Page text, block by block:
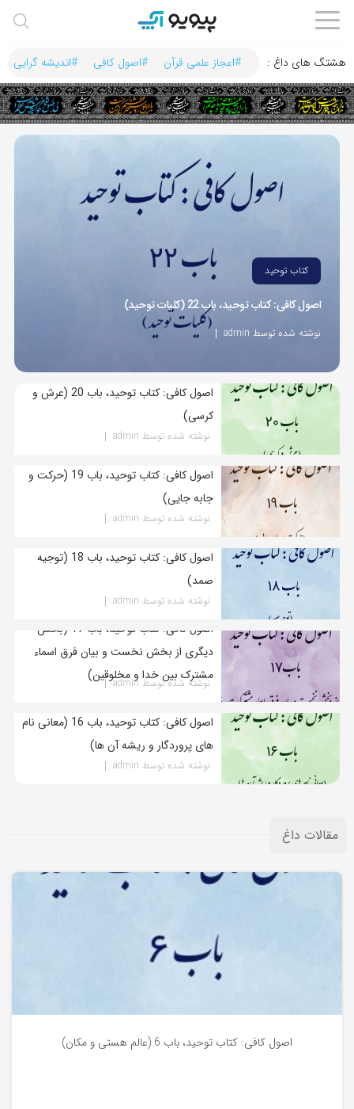
هشتگ های داغ :‌ #اعجاز علمی قرآن #اصول کافی #اندیشه گرایی
کتاب توحید
اصول کافی: کتاب توحید، باب 22 (کلیات توحید)
نوشته شده توسط admin
اصول کافی: کتاب توحید، باب 20 (عرش و
کرسی)
نوشته شده توسط admin
اصول کافی: کتاب توحید، باب 19 (حرکت و
جابه جایی)
نوشته شده توسط admin
اصول کافی: کتاب توحید، باب 18 (توجیه
صمد)
نوشته شده توسط admin
اصول کافی: کتاب توحید، باب 17 (بخش
دیگری از بخش نخست و بیان فرق اسماء
مشترک بین خدا و مخلوقین)
نوشته شده توسط admin
اصول کافی: کتاب توحید، باب 16 (معانی نام
های پروردگار و ریشه آن ها)
نوشته شده توسط admin
مقالات داغ
اصول کافی: کتاب توحید، باب 6 (عالم هستی و مکان)